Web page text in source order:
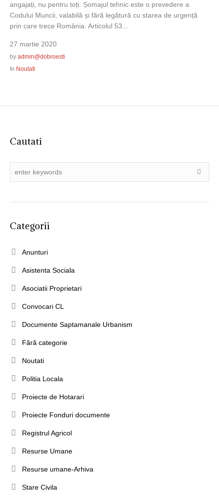
angajați, nu pentru toți. Șomajul tehnic este o prevedere a
Codului Muncii, valabilă și fără legătură cu starea de urgență
prin care trece România. Articolul 53...
27 martie 2020
by admin@dobroesti
In Noutati
Cautati
Categorii
Anunturi
Asistenta Sociala
Asociatii Proprietari
Convocari CL
Documente Saptamanale Urbanism
Fără categorie
Noutati
Politia Locala
Proiecte de Hotarari
Proiecte Fonduri documente
Registrul Agricol
Resurse Umane
Resurse umane-Arhiva
Stare Civila